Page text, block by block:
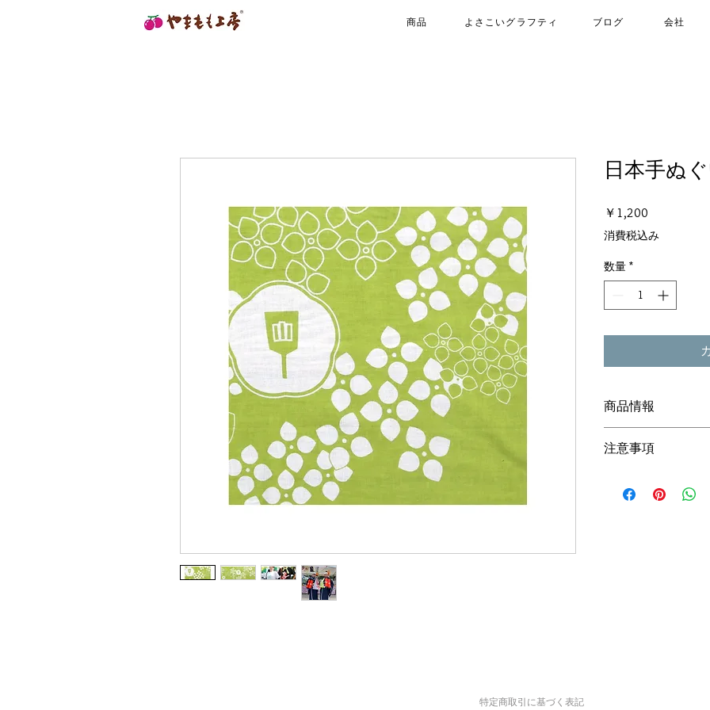
商品 よさこいグラフティ ブログ 会社
日本手ぬ
￥1,200
格
消費税込み
数量 *
商品情報
素材 綿100％
あじさい柄の手ぬ
応援しよう♬
注意事項
すが、モニター等
特定商取引に基づく表記